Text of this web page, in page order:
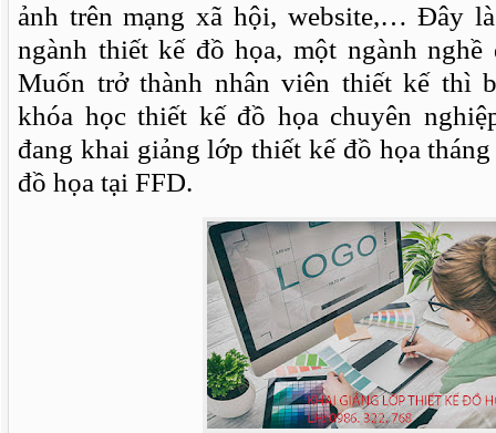
ảnh trên mạng xã hội, website,… Đây
ngành thiết kế đồ họa, một ngành nghề
Muốn trở thành nhân viên thiết kế thì
khóa học thiết kế đồ họa chuyên
đang khai giảng lớp thiết kế đồ họa
đồ họa tại FFD.